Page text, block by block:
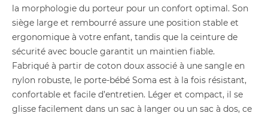
la morphologie du porteur pour un confort optimal. Son
siège large et rembourré assure une position stable et
ergonomique à votre enfant, tandis que la ceinture de
sécurité avec boucle garantit un maintien fiable.
Fabriqué à partir de coton doux associé à une sangle en
nylon robuste, le porte-bébé Soma est à la fois résistant,
confortable et facile d’entretien. Léger et compact, il se
glisse facilement dans un sac à langer ou un sac à dos, ce